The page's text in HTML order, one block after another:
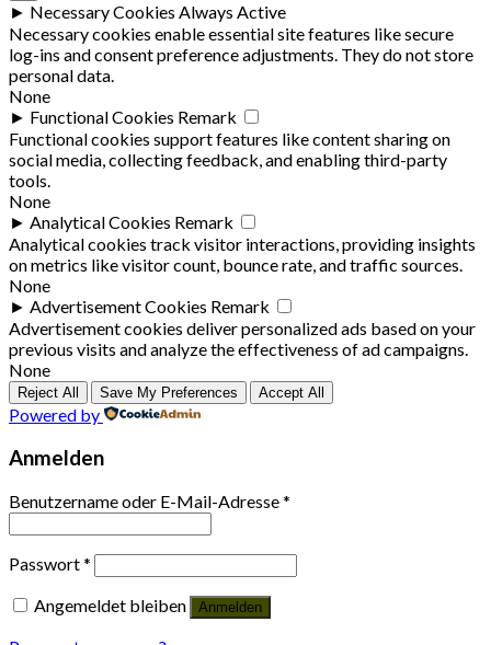
► Necessary Cookies Always Active
Necessary cookies enable essential site features like secure
log-ins and consent preference adjustments. They do not store
personal data.
None
► Functional Cookies Remark
Functional cookies support features like content sharing on
social media, collecting feedback, and enabling third-party
tools.
None
► Analytical Cookies Remark
Analytical cookies track visitor interactions, providing insights
on metrics like visitor count, bounce rate, and traffic sources.
None
► Advertisement Cookies Remark
Advertisement cookies deliver personalized ads based on your
previous visits and analyze the effectiveness of ad campaigns.
None
Reject All Save My Preferences Accept All
Powered by
Anmelden
Benutzername oder E-Mail-Adresse*
Passwort*
Angemeldet bleiben
Anmelden